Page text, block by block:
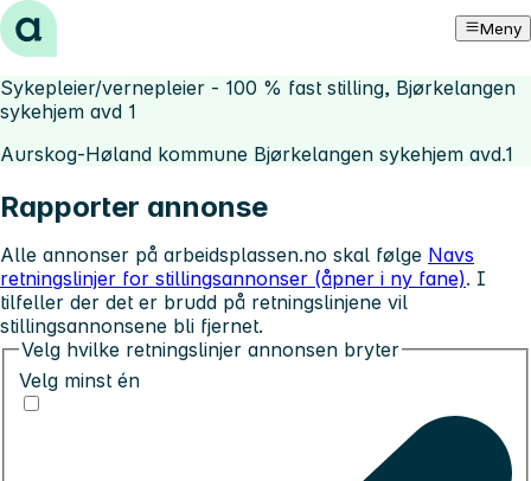
Hopp til innhold Meny
Sykepleier/vernepleier - 100 % fast stilling, Bjørkelangen
sykehjem avd 1
Aurskog-Høland kommune Bjørkelangen sykehjem avd.1
Rapporter annonse
Alle annonser på arbeidsplassen.no skal følge Navs
retningslinjer for stillingsannonser (åpner i ny fane). I
tilfeller der det er brudd på retningslinjene vil
stillingsannonsene bli fjernet.
Velg hvilke retningslinjer annonsen bryter
Velg minst én